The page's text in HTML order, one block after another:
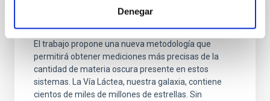
Denegar
los movimientos de las estrellas binarias pueden
tener en las estimaciones de materia oscura de
algunas de las galaxias más pequeñas del universo.
El trabajo propone una nueva metodología que
permitirá obtener mediciones más precisas de la
cantidad de materia oscura presente en estos
sistemas. La Vía Láctea, nuestra galaxia, contiene
cientos de miles de millones de estrellas. Sin